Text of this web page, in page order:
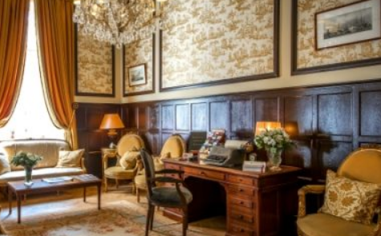
DA GM NA AMÉRICA DO SUL E SEU LEGADO